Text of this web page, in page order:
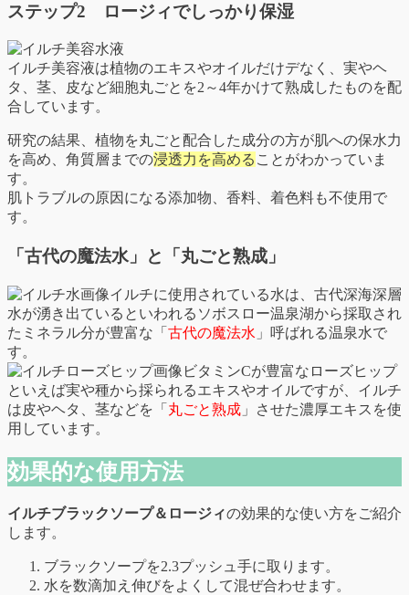
ステップ2 ロージィでしっかり保湿
イルチ美容液は植物のエキスやオイルだけデなく、実やヘ
タ、茎、皮など細胞丸ごとを2～4年かけて熟成したものを配
合しています。
研究の結果、植物を丸ごと配合した成分の方が肌への保水力
を高め、角質層までの浸透力を高める ことがわかっていま
す。
肌トラブルの原因になる添加物、香料、着色料も不使用で
す。
「古代の魔法水」と「丸ごと熟成」
イルチに使用されている水は、古代深海深層
水が湧き出ているといわれるソボスロー温泉湖から採取され
たミネラル分が豊富な「 古代の魔法水 」呼ばれる温泉水で
す。
ビタミンCが豊富なローズヒップ
といえば実や種から採られるエキスやオイルですが、イルチ
は皮やヘタ、茎などを「 丸ごと熟成 」させた濃厚エキスを使
用しています。
効果的な使用方法
イルチブラックソープ＆ロージィの効果的な使い方をご紹介
します。
ブラックソープを2.3プッシュ手に取ります。
水を数滴加え伸びをよくして混ぜ合わせます。